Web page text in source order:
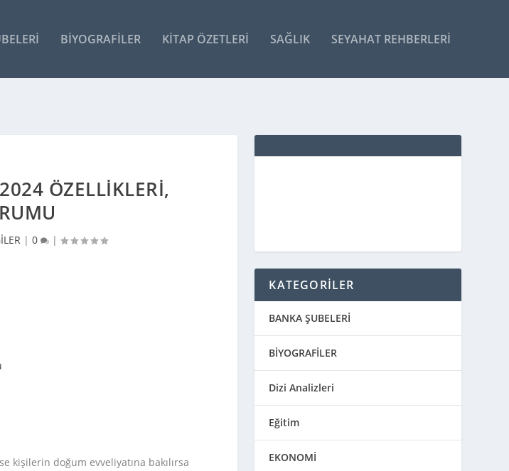
BIYOGRAFILER KITAP ÖZETLERI SAĞLIK SEYAHAT REHBERLERI
ÖZELLIKLERI,
| 0 |
kişilerin doğum evveliyatına bakılırsa
KATEGORİLER
BANKA ŞUBELERİ
BİYOGRAFİLER
Dizi Analizleri
Eğitim
EKONOMİ